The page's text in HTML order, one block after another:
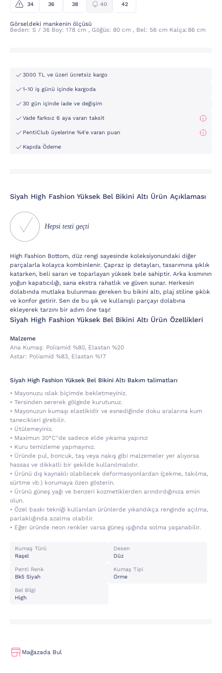
34 36 38 40 42
Görseldeki mankenin ölçüsü
Beden: S / 36 Boy: 178 cm , Göğüs: 80 cm , Bel: 56 cm Kalça:86 cm
3000 TL ve üzeri ücretsiz kargo
1-10 iş günü içinde kargoda
30 gün içinde iade ve değişim
Vade farksız 6 aya varan taksit
PentiClub üyelerine %4'e varan puan
Kapıda Ödeme
Siyah High Fashion Yüksek Bel Bikini Altı Ürün Açıklaması
Hepsi testi geçti
High Fashion Bottom, düz rengi sayesinde koleksiyonundaki diğer
parçalarla kolayca kombinlenir. Çapraz ip detayları, tasarımına şıklık
katarken, beli saran ve toparlayan yüksek bele sahiptir. Arka kısmının
yoğun kapatıcılığı, sana ekstra rahatlık ve güven sunar. Herkesin
dolabında mutlaka bulunması gereken bu bikini altı, plaj stiline şıklık
ve konfor getirir. Sen de bu şık ve kullanışlı parçayı dolabına
ekleyerek tarzını bir adım öne taşı!
Siyah High Fashion Yüksek Bel Bikini Altı Ürün Özellikleri
Malzeme
Ana Kumaş: Poli̇ami̇d %80, Elastan %20
Astar: Poli̇ami̇d %83, Elastan %17
Siyah High Fashion Yüksek Bel Bikini Altı Bakım talimatları
• Mayonuzu ıslak biçimde bekletmeyiniz.
• Tersinden sererek gölgede kurutunuz.
• Mayonuzun kumaşı elastikidir ve esnediğinde doku aralarına kum
tanecikleri girebilir.
• Ütülemeyiniz.
• Maximun 30°C''de sadece elde yıkama yapınız
• Kuru temizleme yapmayınız.
• Üründe pul, boncuk, taş veya nakış gibi malzemeler yer alıyorsa
hassas ve dikkatli bir şekilde kullanılmalıdır.
• Ürünü dış kaynaklı olabilecek deformasyonlardan (çekme, takılma,
sürtme vb.) korumaya özen gösterin.
• Ürünü güneş yağı ve benzeri kozmetiklerden arındırdığınıza emin
olun.
• Özel baskı tekniği kullanılan ürünlerde yıkandıkça renginde açılma,
parlaklığında azalma olabilir.
• Eğer üründe neon renkler varsa güneş ışığında solma yaşanabilir.
Kumaş Türü
Raşel
Desen
Düz
Penti Renk
Bk5 Si̇yah
Kumaş Tipi
Örme
Bel Bilgi
High
Mağazada Bul